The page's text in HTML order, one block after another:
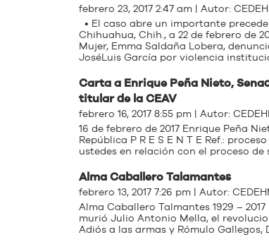
febrero 23, 2017 2:47 am | Autor:
• El caso abre un importante
Chihuahua, Chih., a 22 de febrero de
Mujer, Emma Saldaña Lobera,
JoséLuis García por violencia
Carta a Enrique Peña Nieto,
titular de la CEAV
febrero 16, 2017 8:55 pm | Autor:
16 de febrero de 2017 Enrique Peña
República P R E S E N T E Ref.:
ustedes en relación con el proceso de
Alma Caballero Talamantes
febrero 13, 2017 7:26 pm | Autor:
Alma Caballero Talmantes 1929 –
murió Julio Antonio Mella, el
Adiós a las armas y Rómulo Gallegos,